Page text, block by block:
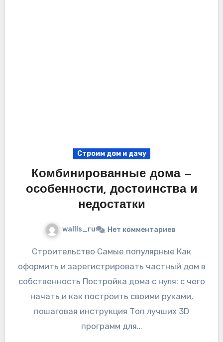
Строим дом и дачу
Комбинированные дома —
особенности, достоинства и
недостатки
wallls_ru Нет комментариев
Строительство Самые популярные Как
оформить и зарегистрировать частный дом в
собственность Постройка дома с нуля: с чего
начать и как построить своими руками,
пошаговая инструкция Топ лучших 3D
программ для…